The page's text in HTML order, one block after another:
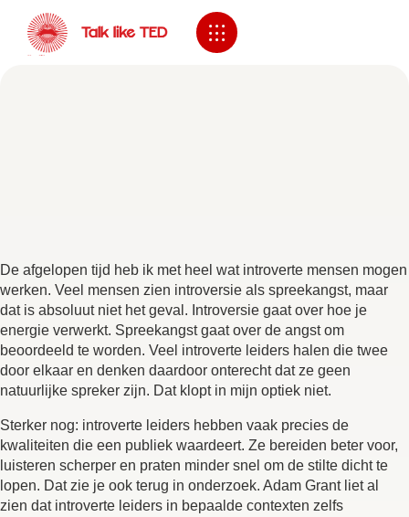
De afgelopen tijd heb ik met heel wat introverte mensen mogen
werken. Veel mensen zien introversie als spreekangst, maar
dat is absoluut niet het geval. Introversie gaat over hoe je
energie verwerkt. Spreekangst gaat over de angst om
beoordeeld te worden. Veel introverte leiders halen die twee
door elkaar en denken daardoor onterecht dat ze geen
natuurlijke spreker zijn. Dat klopt in mijn optiek niet.
Sterker nog: introverte leiders hebben vaak precies de
kwaliteiten die een publiek waardeert. Ze bereiden beter voor,
luisteren scherper en praten minder snel om de stilte dicht te
lopen. Dat zie je ook terug in onderzoek. Adam Grant liet al
zien dat introverte leiders in bepaalde contexten zelfs